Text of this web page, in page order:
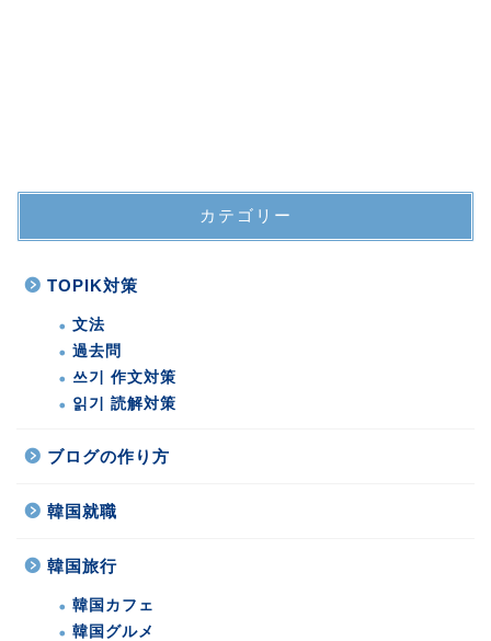
カテゴリー
TOPIK対策
文法
過去問
쓰기 作文対策
읽기 読解対策
ブログの作り方
韓国就職
韓国旅行
韓国カフェ
韓国グルメ